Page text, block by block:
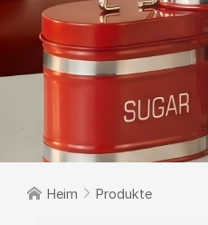
 Heim  Produkte